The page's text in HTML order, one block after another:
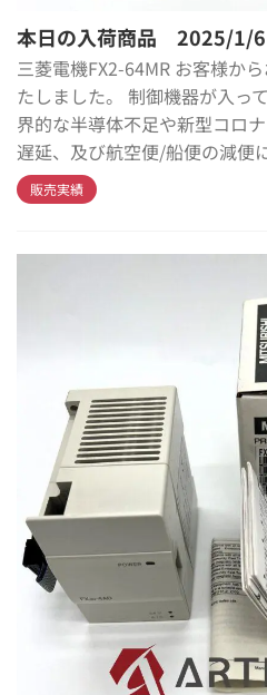
本日の入荷商品 2025/1/6
三菱電機FX2-64MR お客様か
たしました。 制御機器が入っ
界的な半導体不足や新型コロ
遅延、及び航空便/船便の減便
販売実績